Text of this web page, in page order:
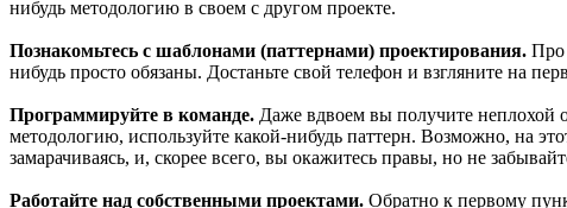
нибудь методологию в своем с другом проекте.
Познакомьтесь с шаблонами (паттернами) проектирования. Про
нибудь просто обязаны. Достаньте свой телефон и взгляните на
Программируйте в команде. Даже вдвоем вы получите неплохой
методологию, используйте какой-нибудь паттерн. Возможно, на
замарачиваясь, и, скорее всего, вы окажитесь правы, но не
Работайте над собственными проектами. Обратно к первому